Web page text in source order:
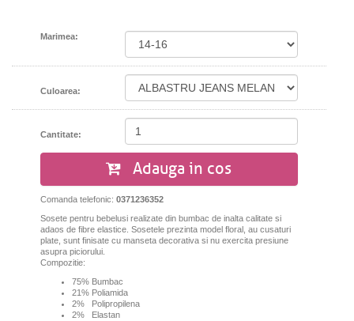
Marimea:
Culoarea:
Cantitate:
Adauga in cos
Comanda telefonic: 0371236352
Sosete pentru bebelusi realizate din bumbac de inalta calitate si
adaos de fibre elastice. Sosetele prezinta model floral, au cusaturi
plate, sunt finisate cu manseta decorativa si nu exercita presiune
asupra piciorului.
Compozitie:
75% Bumbac
21% Poliamida
2% Polipropilena
2% Elastan